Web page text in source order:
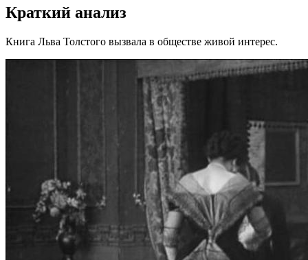
Краткий анализ
Книга Льва Толстого вызвала в обществе живой интерес.